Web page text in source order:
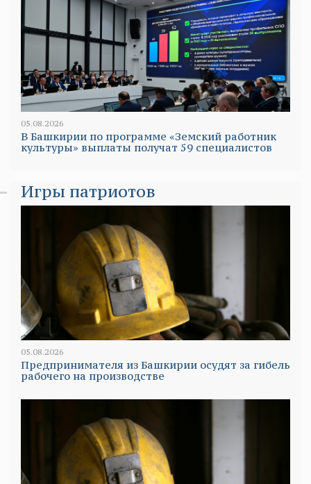
05.08.2026
В Башкирии по программе «Земский работник
культуры» выплаты получат 59 специалистов
Игры патриотов
05.08.2026
Предпринимателя из Башкирии осудят за гибель
рабочего на производстве